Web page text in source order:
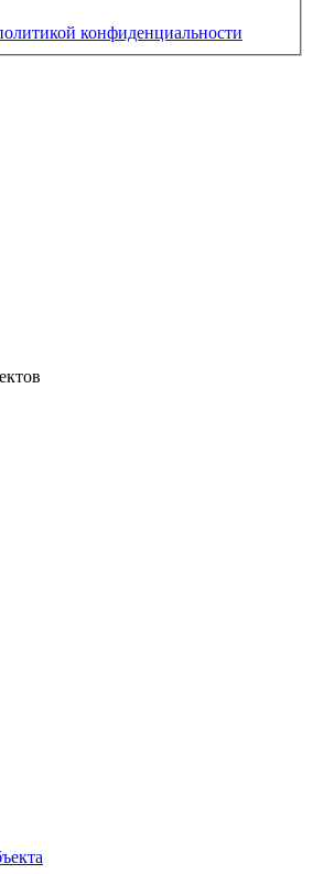
конфиденциальности